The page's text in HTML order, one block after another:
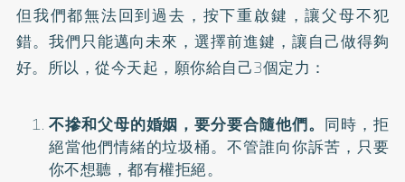
但我們都無法回到過去，按下重啟鍵，讓父母不犯
錯。我們只能邁向未來，選擇前進鍵，讓自己做得夠
好。所以，從今天起，願你給自己3個定力：
不摻和父母的婚姻，要分要合隨他們。 同時，拒
絕當他們情緒的垃圾桶。不管誰向你訴苦，只要
你不想聽，都有權拒絕。